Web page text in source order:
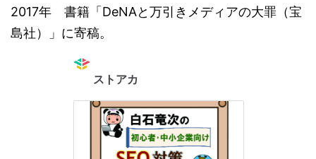
2017年 書籍「DeNAと万引きメディアの大罪（宝
島社）」に寄稿。
ストアカ